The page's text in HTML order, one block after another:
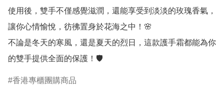
使用後，雙手不僅感覺滋潤，還能享受到淡淡的玫瑰香氣，
讓你心情愉悅，彷彿置身於花海之中！🌸
不論是冬天的寒風，還是夏天的烈日，這款護手霜都能為你
的雙手提供全面的保護！🛡️
香港專櫃團購商品